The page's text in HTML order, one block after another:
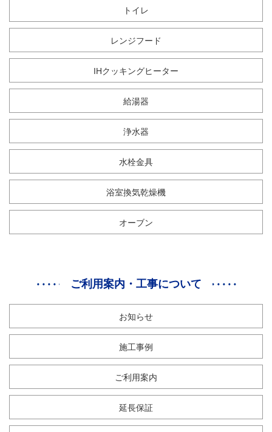
トイレ
レンジフード
IHクッキングヒーター
給湯器
浄水器
水栓金具
浴室換気乾燥機
オーブン
ご利用案内・工事について
お知らせ
施工事例
ご利用案内
延長保証